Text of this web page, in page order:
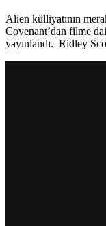
Alien külliyatının
Covenant’dan filme
yayınlandı. Ridley